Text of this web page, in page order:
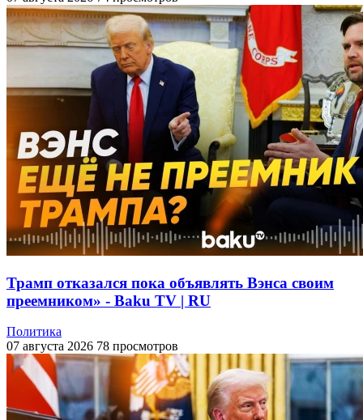
Трамп отказался пока объявлять Вэнса своим
преемником» - Baku TV | RU
Политика
07 августа 2026 78 просмотров